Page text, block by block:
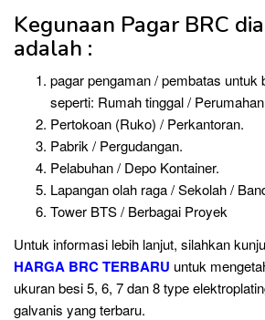
Kegunaan Pagar BRC
adalah :
pagar pengaman / pembatas untuk
seperti: Rumah tinggal /
Pertokoan (Ruko) / Perkantoran.
Pabrik / Pergudangan.
Pelabuhan / Depo Kontainer.
Lapangan olah raga / Sekolah /
Tower BTS / Berbagai Proyek
Untuk informasi lebih lanjut, silahkan
HARGA BRC TERBARU untuk
ukuran besi 5, 6, 7 dan 8 type
galvanis yang terbaru.